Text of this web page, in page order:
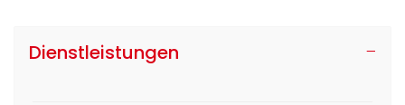
Dienstleistungen